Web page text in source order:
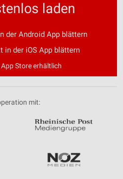
laden
der Android App blättern
in der iOS App blättern
Store erhältlich
mit: